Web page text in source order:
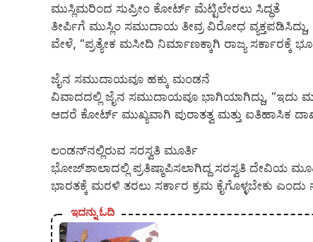
ಮುಸ್ಲಿಮರಿಂದ ಸುಪ್ರೀಂ ಕೋರ್ಟ್ ಮೆಟ್ಟಿಲೇರಲು ಸಿದ್ಧತೆ
ತೀರ್ಪಿಗೆ ಮುಸ್ಲಿಂ ಸಮುದಾಯ ತೀವ್ರ ವಿರೋಧ ವ್ಯಕ್ತಪಡಿಸಿದ್ದು,
ವೇಳೆ, “ಪ್ರತ್ಯೇಕ ಮಸೀದಿ ನಿರ್ಮಾಣಕ್ಕಾಗಿ ರಾಜ್ಯ
ಜೈನ ಸಮುದಾಯವೂ ಹಕ್ಕು ಮಂಡನೆ
ವಿವಾದದಲ್ಲಿ ಜೈನ ಸಮುದಾಯವೂ ಭಾಗಿಯಾಗಿದ್ದು, “ಇದು
ಆದರೆ ಕೋರ್ಟ್‌ ಮುಖ್ಯವಾಗಿ ಪುರಾತತ್ವ ಮತ್ತು ಐತಿಹಾಸಿಕ
ಲಂಡನ್‌ನಲ್ಲಿರುವ ಸರಸ್ವತಿ ಮೂರ್ತಿ
ಭೋಜ್‌ಶಾಲಾದಲ್ಲಿ ಪ್ರತಿಷ್ಠಾಪಿಸಲಾಗಿದ್ದ ಸರಸ್ವತಿ ದೇವಿಯ
ಭಾರತಕ್ಕೆ ಮರಳಿ ತರಲು ಸರ್ಕಾರ ಕ್ರಮ ಕೈಗೊಳ್ಳಬೇಕು
ಇದನ್ನು ಓದಿ